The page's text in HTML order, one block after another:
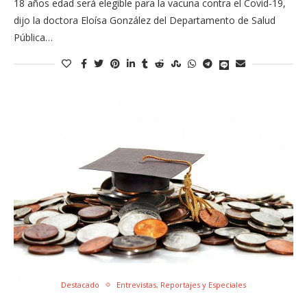
18 años edad será elegible para la vacuna contra el Covid-19,
dijo la doctora Eloísa González del Departamento de Salud
Pública…
Destacado Entrevistas, Reportajes y Especiales